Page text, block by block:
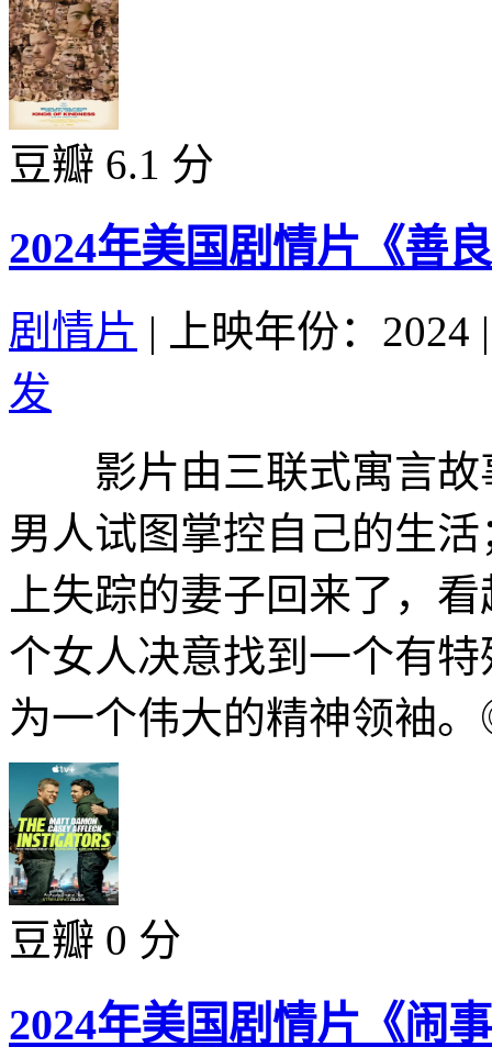
豆瓣 6.1 分
2024年美国剧情片《善
剧情片 | 上映年份：2024 |
发
影片由三联式寓言
男人试图掌控自己的生
上失踪的妻子回来了
个女人决意找到一个有
为一个伟大的精神领袖
豆瓣 0 分
2024年美国剧情片《闹